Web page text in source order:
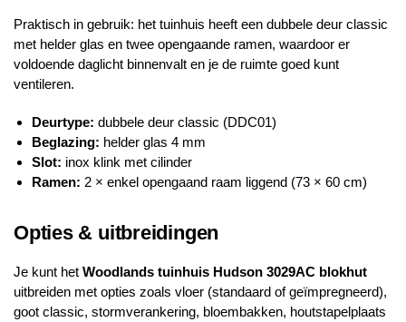
Praktisch in gebruik: het tuinhuis heeft een dubbele deur classic
met helder glas en twee opengaande ramen, waardoor er
voldoende daglicht binnenvalt en je de ruimte goed kunt
ventileren.
Deurtype: dubbele deur classic (DDC01)
Beglazing: helder glas 4 mm
Slot: inox klink met cilinder
Ramen: 2 × enkel opengaand raam liggend (73 × 60 cm)
Opties & uitbreidingen
Je kunt het Woodlands tuinhuis Hudson 3029AC blokhut
uitbreiden met opties zoals vloer (standaard of geïmpregneerd),
goot classic, stormverankering, bloembakken, houtstapelplaats